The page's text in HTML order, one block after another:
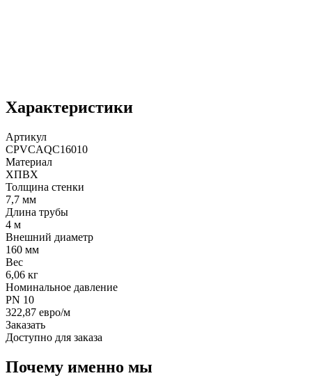
Характеристики
Артикул
CPVCAQC16010
Материал
ХПВХ
Толщина стенки
7,7 мм
Длина трубы
4 м
Внешний диаметр
160 мм
Вес
6,06 кг
Номинальное давление
PN 10
322,87 евро/м
Заказать
Доступно для заказа
Почему именно мы